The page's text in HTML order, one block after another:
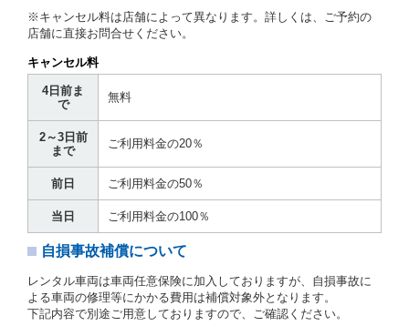
は運転者が第８条第１項若しくは第２項各号のいずれ
かに該当する場合を除きます。
１項に定める貸渡料金を支払うものとします。
運転者は、貸渡契約の締結にあたり、約款及び細則で
運転者の義務と定められた事項を遵守するものとしま
す。
当社は、監督官庁の基本通達（注１）に基づき、貸渡
簿(貸渡原票)及び第１３条第１項に規定する貸渡証に
運転者の氏名、住所、運転免許の種類及び運転免許証
（注２）の番号を記載し、又は運転者の運転免許証の
写しを添付するため、貸渡契約の締結にあたり、借受
人に対し、借受人の指定する運転者（以下「運転者」
といいます。）の運転免許証の提示を求めるほか、そ
の写しの提出を求めることがあります。この場合、借
を提示し、借受人と運転者が異なるときはその運転者
の運転免許証を提示するものとします。
注１）監督官庁の基本通達とは、国土交通省自動車
※キャンセル料は店舗によって異なります。詳しくは、ご予約の
店舗に直接お問合せください。
キャンセル料
4日前ま
で
無料
2～3日前
まで
ご利用料金の20％
前日 ご利用料金の50％
当日 ご利用料金の100％
自損事故補償について
レンタル車両は車両任意保険に加入しておりますが、自損事故に
よる車両の修理等にかかる費用は補償対象外となります。
下記内容で別途ご用意しておりますので、ご確認ください。